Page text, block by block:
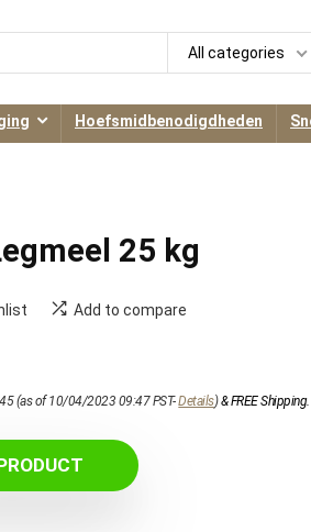
All categories
Hoefsmidbenodigdheden
25 kg
Add to compare
(as of 10/04/2023 09:47 PST-Details)&FREE Shipping.